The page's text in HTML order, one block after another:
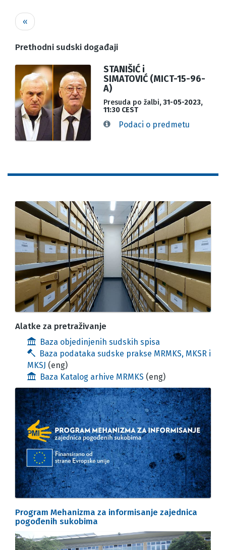
Pagination
Previous
page
‹‹
Prethodni sudski događaji
STANIŠIĆ i
SIMATOVIĆ (MICT-15-96-
A)
Presuda po žalbi, 31-05-2023,
11:30 CEST
Podaci o predmetu
Alatke za pretraživanje
Baza objedinjenih sudskih spisa
Baza podataka sudske prakse MRMKS, MKSR i
MKSJ (eng)
Baza Katalog arhive MRMKS (eng)
Program Mehanizma za informisanje zajednica
pogođenih sukobima